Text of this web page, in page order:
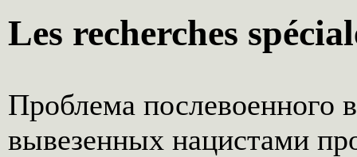
Les recherches
Проблема послевоенного
вывезенных нацистами